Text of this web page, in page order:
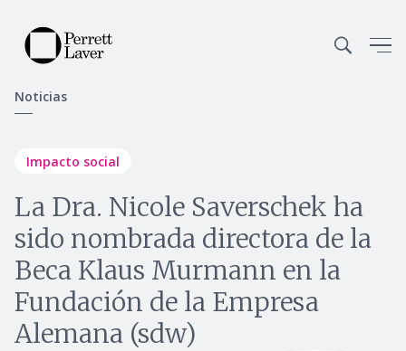
Noticias
Impacto social
La Dra. Nicole Saverschek ha
sido nombrada directora de la
Beca Klaus Murmann en la
Fundación de la Empresa
Alemana (sdw)